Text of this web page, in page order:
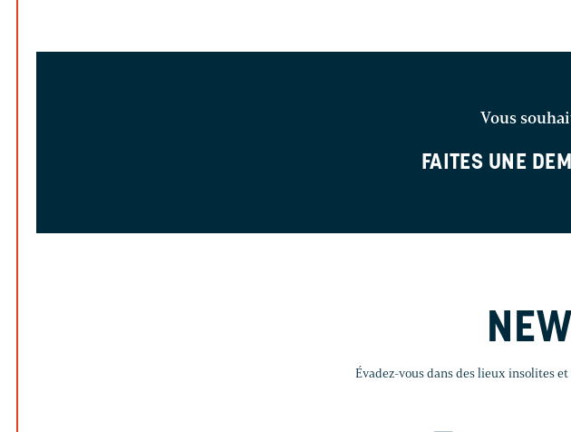
Vous
FAITES UNE
Évadez-vous dans des lieux insolites